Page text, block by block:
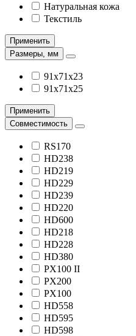
Натуральная кожа
Текстиль
Применить
Размеры, мм
91x71x23
91x71x25
Применить
Совместимость
RS170
HD238
HD219
HD229
HD239
HD220
HD600
HD218
HD228
HD380
PX100 II
PX200
PX100
HD558
HD595
HD598